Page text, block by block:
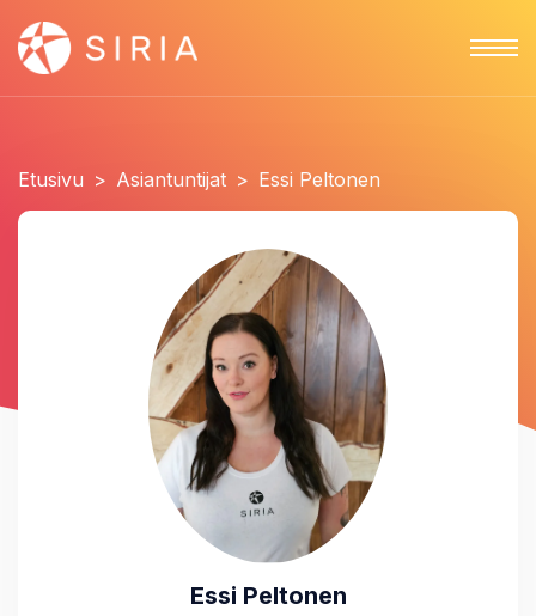
Etusivu > Asiantuntijat > Essi Peltonen
Essi Peltonen